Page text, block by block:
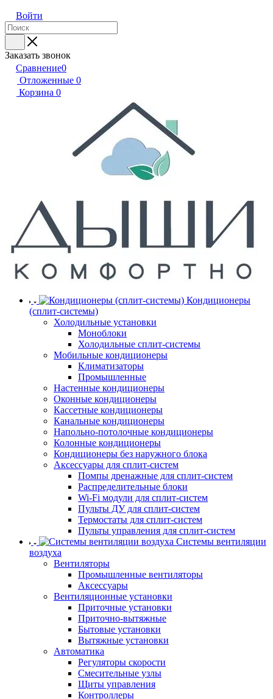
Войти
Заказать звонок
Сравнение0
Отложенные 0
Корзина 0
Кондиционеры
(сплит-системы)
Холодильные установки
Моноблоки
Холодильные сплит-системы
Мобильные кондиционеры
Климатизаторы
Промышленные
Настенные кондиционеры
Оконные кондиционеры
Кассетные кондиционеры
Канальные кондиционеры
Напольно-потолочные кондиционеры
Колонные кондиционеры
Кондиционеры без наружного блока
Аксессуары для сплит-систем
Помпы дренажные для сплит-систем
Распределительные блоки
Wi-Fi модули для сплит-систем
Пульты ДУ для сплит-систем
Термостаты для сплит-систем
Пульты управления для сплит-систем
Системы вентиляции
воздуха
Вентиляторы
Промышленные вентиляторы
Аксессуары
Вентиляционные установки
Приточные установки
Приточно-вытяжные
Бытовые установки
Вытяжные установки
Автоматика
Регуляторы скорости
Смесительные узлы
Щиты управления
Контроллеры